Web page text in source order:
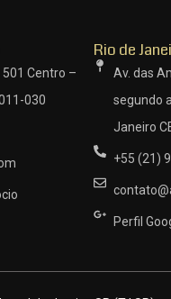
501 Centro –
030
Rio de
Av. das
segundo
Janeiro
+55 (21)
Perfil